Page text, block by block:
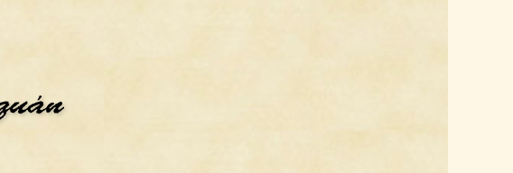
国料理「チェ